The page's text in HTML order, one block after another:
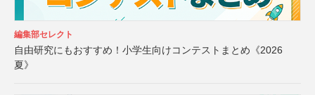
編集部セレクト
自由研究にもおすすめ！小学生向けコンテストまとめ《2026
夏》